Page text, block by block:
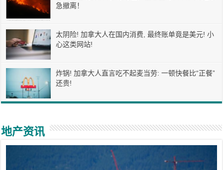
急撤离！
太阴险! 加拿大人在国内消费, 最终账单竟是美元! 小
心这类网站!
炸锅! 加拿大人直言吃不起麦当劳: 一顿快餐比“正餐”
还贵!
地产资讯